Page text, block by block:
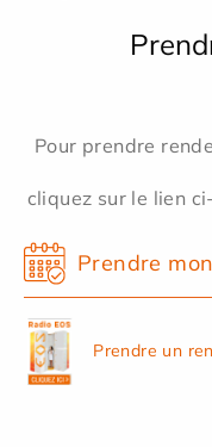
Pour prendre
cliquez sur le lien
Prendre
Prendre un